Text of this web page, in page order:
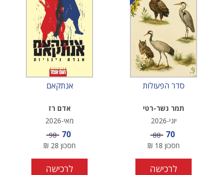
סדר הפעולות
תמר נשר-רטי
יוני-2026
מחיר מבצע
70 מחיר
88
חסכון 18
₪
לרכישה
אנתקאם
אדם רז
מאי-2026
מחיר מבצע
70 מחיר
98
חסכון 28
₪
לרכישה